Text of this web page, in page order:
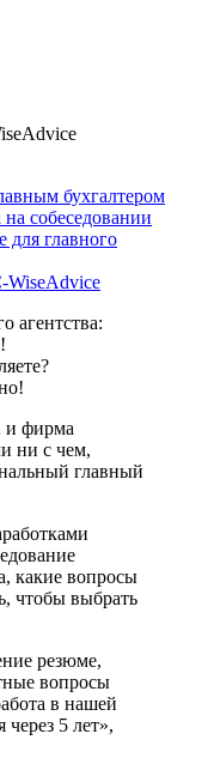
бухгалтером
собеседовании
для главного
WiseAdvice
агентства:
и фирма
ни с чем,
главный
какие вопросы
чтобы выбрать
резюме,
вопросы
в нашей
5 лет»,